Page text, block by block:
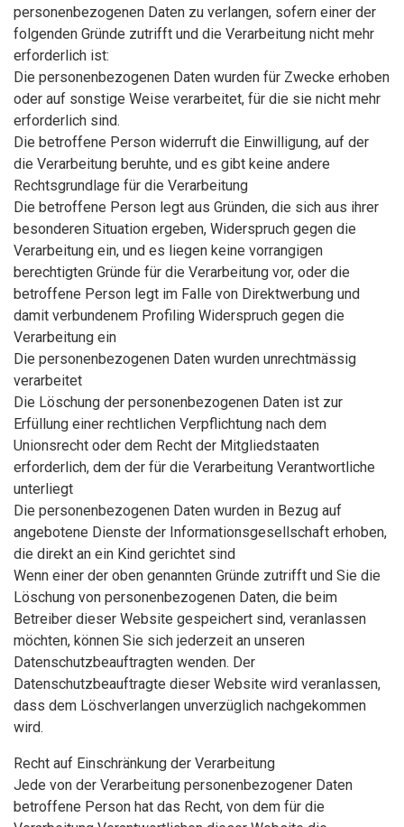
personenbezogenen Daten zu verlangen, sofern einer der
folgenden Gründe zutrifft und die Verarbeitung nicht mehr
erforderlich ist:
Die personenbezogenen Daten wurden für Zwecke erhoben
oder auf sonstige Weise verarbeitet, für die sie nicht mehr
erforderlich sind.
Die betroffene Person widerruft die Einwilligung, auf der
die Verarbeitung beruhte, und es gibt keine andere
Rechtsgrundlage für die Verarbeitung
Die betroffene Person legt aus Gründen, die sich aus ihrer
besonderen Situation ergeben, Widerspruch gegen die
Verarbeitung ein, und es liegen keine vorrangigen
berechtigten Gründe für die Verarbeitung vor, oder die
betroffene Person legt im Falle von Direktwerbung und
damit verbundenem Profiling Widerspruch gegen die
Verarbeitung ein
Die personenbezogenen Daten wurden unrechtmässig
verarbeitet
Die Löschung der personenbezogenen Daten ist zur
Erfüllung einer rechtlichen Verpflichtung nach dem
Unionsrecht oder dem Recht der Mitgliedstaaten
erforderlich, dem der für die Verarbeitung Verantwortliche
unterliegt
Die personenbezogenen Daten wurden in Bezug auf
angebotene Dienste der Informationsgesellschaft erhoben,
die direkt an ein Kind gerichtet sind
Wenn einer der oben genannten Gründe zutrifft und Sie die
Löschung von personenbezogenen Daten, die beim
Betreiber dieser Website gespeichert sind, veranlassen
möchten, können Sie sich jederzeit an unseren
Datenschutzbeauftragten wenden. Der
Datenschutzbeauftragte dieser Website wird veranlassen,
dass dem Löschverlangen unverzüglich nachgekommen
wird.
Recht auf Einschränkung der Verarbeitung
Jede von der Verarbeitung personenbezogener Daten
betroffene Person hat das Recht, von dem für die